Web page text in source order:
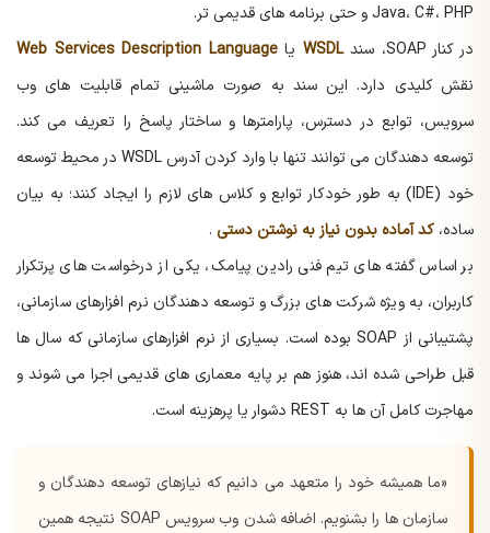
Java، C#، PHP و حتی برنامه های قدیمی تر.
در کنار SOAP، سند
WSDL یاWeb Services Description Language
نقش کلیدی دارد. این سند به صورت ماشینی تمام قابلیت های وب
سرویس، توابع در دسترس، پارامترها و ساختار پاسخ را تعریف می کند.
توسعه دهندگان می توانند تنها با وارد کردن آدرس WSDL در محیط توسعه
خود (IDE) به طور خودکار توابع و کلاس های لازم را ایجاد کنند؛ به بیان
ساده، کد آماده بدون نیاز به نوشتن دستی .
بر اساس گفته های تیم فنی رادین پیامک، یکی از درخواست های پرتکرار
کاربران، به ویژه شرکت های بزرگ و توسعه دهندگان نرم افزارهای سازمانی،
پشتیبانی از SOAP بوده است. بسیاری از نرم افزارهای سازمانی که سال ها
قبل طراحی شده اند، هنوز هم بر پایه معماری های قدیمی اجرا می شوند و
مهاجرت کامل آن ها به REST دشوار یا پرهزینه است.
«ما همیشه خود را متعهد می دانیم که نیازهای توسعه دهندگان و
سازمان ها را بشنویم. اضافه شدن وب سرویس SOAP نتیجه همین